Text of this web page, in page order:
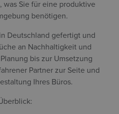
was Sie für eine produktive
benötigen.
Deutschland gefertigt und
an Nachhaltigkeit und
bis zur Umsetzung
Partner zur Seite und
Ihres Büros.